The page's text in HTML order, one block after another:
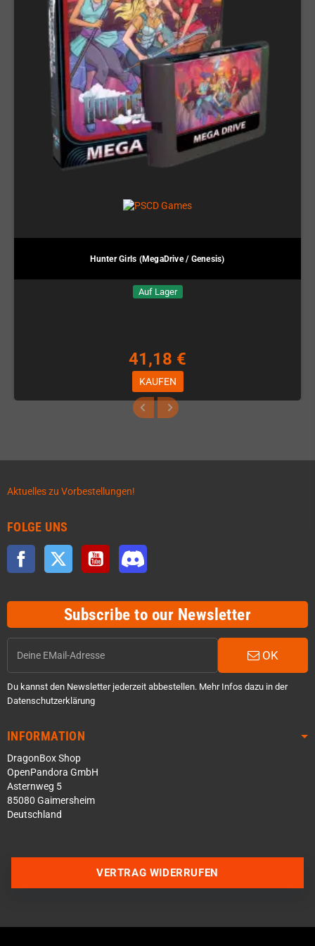
Hunter Girls (MegaDrive / Genesis)
Auf Lager
41,18 €
KAUFEN
Aktuelles zu Vorbestellungen!
FOLGE UNS
Facebook Twitter YouTube
Subscribe to our Newsletter
OK
Du kannst den Newsletter jederzeit abbestellen. Mehr Infos dazu in der
Datenschutzerklärung
INFORMATION
DragonBox Shop
OpenPandora GmbH
Asternweg 5
85080 Gaimersheim
Deutschland
Über WhatsApp schreiben
VERTRAG WIDERRUFEN